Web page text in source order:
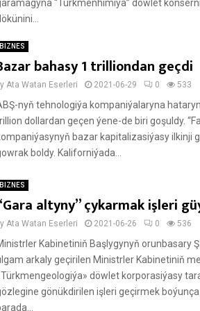
“Türkmenhimiýa” döwlet
BIZNES
bahasy 1 trilliondan geçdi
Ata Watan Eserleri 2021-06-29 0 533
nyň tehnologiýa kompaniýalaryna
dollardan geçen ýene-de biri goşuldy.
bazar kapitalizasiýasy ilkinji
boldy. Kaliforniýada...
BIZNES
altyny” çykarmak işleri
Ata Watan Eserleri 2021-06-26 0 536
Kabinetiniň Başlygynyň orunbasary
arkaly geçirilen Ministrler Kabinetiniň
döwlet korporasiýasy
gönükdirilen işleri geçirmek